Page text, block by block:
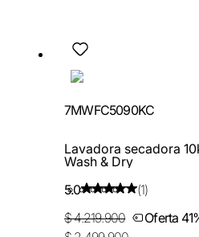
7MWFC5090KC
Lavadora secadora
Wash & Dry
5.0
(1)
$ 4.219.900
Oferta